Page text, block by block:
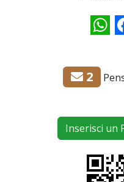
2
Inserisci un